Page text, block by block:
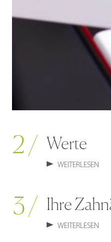
2 / Werte
WEITERLESEN
3 / Ihre
WEITERLESEN